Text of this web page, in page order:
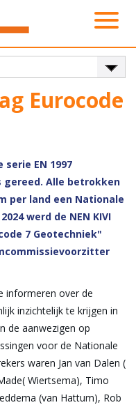
Eurocode
EN 1997
gereed. Alle betrokken
per land een Nationale
werd de NEN KIVI
7 Geotechniek"
informeren over de
inzichtelijk te krijgen in
de aanwezigen op
voor de Nationale
waren Jan van Dalen (
Wiertsema), Timo
(van Hattum), Rob